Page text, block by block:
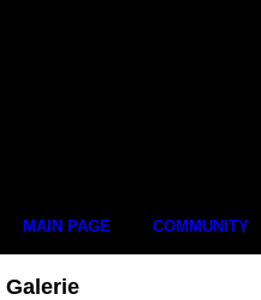
MAIN PAGE COMMUNITY
Galerie